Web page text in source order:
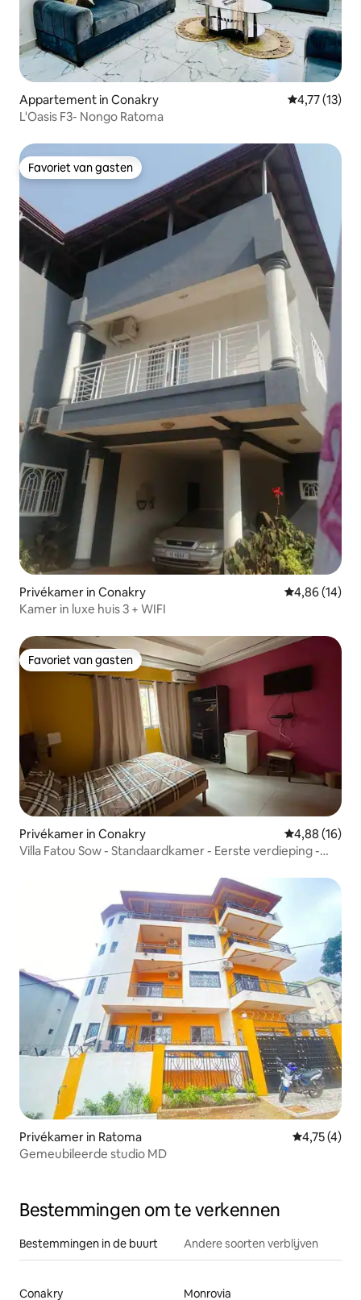
Appartement in Conakry Gemiddelde
4,77 (13)
L'Oasis F3- Nongo Ratoma
Favoriet van gasten
Favoriet van gasten
Privékamer in Conakry Gemiddelde
4,86 (14)
Kamer in luxe huis 3 + WIFI
Favoriet van gasten
Favoriet van gasten
Privékamer in Conakry Gemiddelde
4,88 (16)
Villa Fatou Sow - Standaardkamer - Eerste verdieping -
Privékamer in Ratoma
4,75 (4)
Gemeubileerde studio MD
Bestemmingen om te verkennen
Bestemmingen in de buurt Andere soorten verblijven
Conakry Monrovia